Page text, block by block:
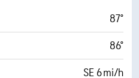
87°
86°
SE 6 mi/h